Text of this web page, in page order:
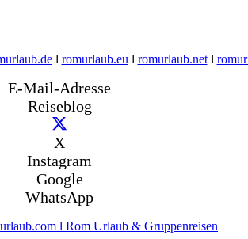
l romurlaub.eu l romurlaub.netl
E-Mail-Adresse
Reiseblog
X
Instagram
Google
WhatsApp
l Rom Urlaub & Gruppenreisen